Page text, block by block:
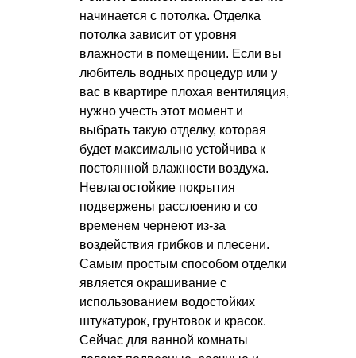
начинается с потолка. Отделка
потолка зависит от уровня
влажности в помещении. Если вы
любитель водных процедур или у
вас в квартире плохая вентиляция,
нужно учесть этот момент и
выбрать такую отделку, которая
будет максимально устойчива к
постоянной влажности воздуха.
Невлагостойкие покрытия
подвержены расслоению и со
временем чернеют из-за
воздействия грибков и плесени.
Самым простым способом отделки
является окрашивание с
использованием водостойких
штукатурок, грунтовок и красок.
Сейчас для ванной комнаты